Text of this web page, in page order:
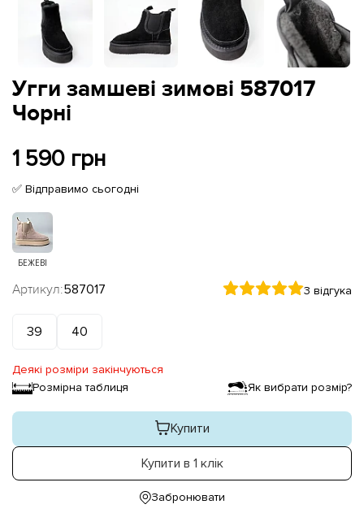
Угги замшеві зимові 587017
Чорні
1 590 грн
✅ Відправимо сьогодні
БЕЖЕВІ
Артикул:587017 3 відгука
39 40
Деякі розміри закінчуються
Розмірна таблиця
Як вибрати розмір?
Купити
Купити в 1 клік
Забронювати